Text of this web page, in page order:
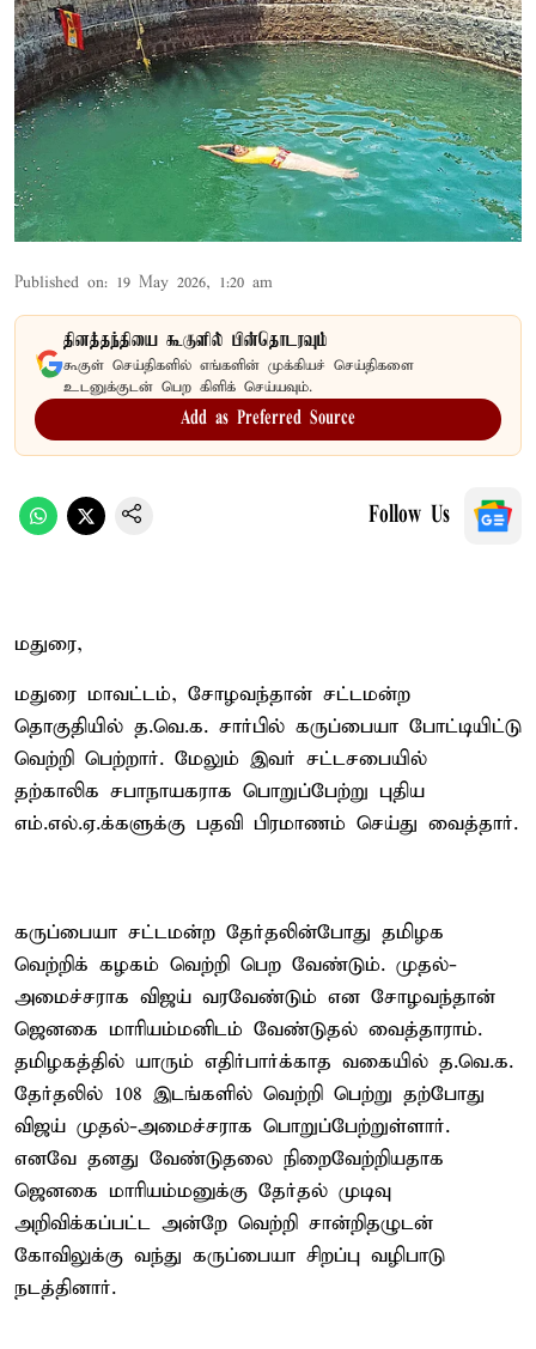
Published on: 19 May 2026, 1:20 am
தினத்தந்தியை கூகுளில் பின்தொடரவும்
கூகுள் செய்திகளில் எங்களின் முக்கியச் செய்திகளை
உடனுக்குடன் பெற கிளிக் செய்யவும்.
Add as Preferred Source
Follow Us
மதுரை,
மதுரை மாவட்டம், சோழவந்தான் சட்டமன்ற
தொகுதியில் த.வெ.க. சார்பில் கருப்பையா போட்டியிட்டு
வெற்றி பெற்றார். மேலும் இவர் சட்டசபையில்
தற்காலிக சபாநாயகராக பொறுப்பேற்று புதிய
எம்.எல்.ஏ.க்களுக்கு பதவி பிரமாணம் செய்து வைத்தார்.
கருப்பையா சட்டமன்ற தேர்தலின்போது தமிழக
வெற்றிக் கழகம் வெற்றி பெற வேண்டும். முதல்-
அமைச்சராக விஜய் வரவேண்டும் என சோழவந்தான்
ஜெனகை மாரியம்மனிடம் வேண்டுதல் வைத்தாராம்.
தமிழகத்தில் யாரும் எதிர்பார்க்காத வகையில் த.வெ.க.
தேர்தலில் 108 இடங்களில் வெற்றி பெற்று தற்போது
விஜய் முதல்-அமைச்சராக பொறுப்பேற்றுள்ளார்.
எனவே தனது வேண்டுதலை நிறைவேற்றியதாக
ஜெனகை மாரியம்மனுக்கு தேர்தல் முடிவு
அறிவிக்கப்பட்ட அன்றே வெற்றி சான்றிதழுடன்
கோவிலுக்கு வந்து கருப்பையா சிறப்பு வழிபாடு
நடத்தினார்.